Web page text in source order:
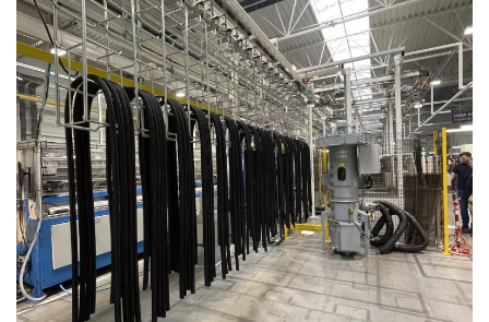
Convoyeur birail pour transport de joints
automobiles